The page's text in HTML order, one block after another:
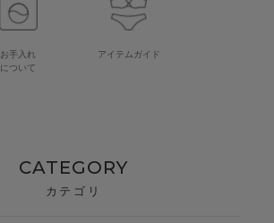
お手入れ
について
アイテムガイド
CATEGORY
カテゴリ